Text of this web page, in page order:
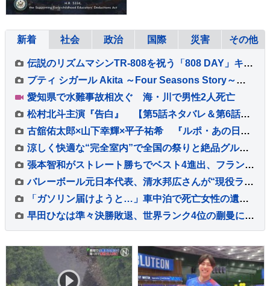
新着 社会 政治 国際 災害 その他
伝説のリズムマシンTR-808を祝う「808 DAY」キャンペーンが8月に開催
プティ シガール Akita ～Four Seasons Story～発売
愛知県で水難事故相次ぐ 海・川で男性2人死亡
松村北斗主演『告白』 【第5話ネタバレ＆第6話あらすじ】解禁！ 「新場面写真7点」も！！
古舘佑太郎×山下幸輝×平子祐希 『ルポ・あの日の真実』#5 古舘「気づけば熱く語っていました」
涼しく快適な“完全室内”で全国の祭りと絶品グルメを堪能！ 「MATSURI JAPAN 2026」
張本智和がストレート勝ちでベスト4進出、フランスの強豪を圧倒、大会連覇まであと2つ【WTTチャンピオンズ横浜】
バレーボール元日本代表、清水邦広さんが“現役ラストプレー”「疲れたわ～選手ってすごい」引退記念試合で豪華メンバーも集結
「ガソリン届けようと…」車中泊で死亡女性の遺族が胸中語る 熊本地震“見えづらい避難者”どう支えるか “要配慮者”避難の現状 子どもの心ケアする医師も【報道特集】
早田ひなは準々決勝敗退、世界ランク4位の蒯曼に屈す 卓球王国・中国の高い壁を越えられず【WTTチャンピオンズ横浜】